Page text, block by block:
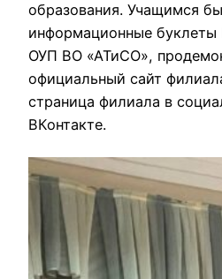
образования. Учащимся
информационные
ОУП ВО «АТиСО»,
официальный сайт
страница филиала в
ВКонтакте.